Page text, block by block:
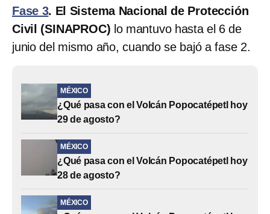
Fase 3. El Sistema Nacional de Protección
Civil (SINAPROC) lo mantuvo hasta el 6 de
junio del mismo año, cuando se bajó a fase 2.
MÉXICO
¿Qué pasa con el Volcán Popocatépetl hoy
29 de agosto?
MÉXICO
¿Qué pasa con el Volcán Popocatépetl hoy
28 de agosto?
MÉXICO